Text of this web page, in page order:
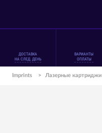
ДОСТАВКА
НА СЛЕД. ДЕНЬ
ВАРИАНТЫ
ОПЛАТЫ
Imprints > Лазерные картриджи